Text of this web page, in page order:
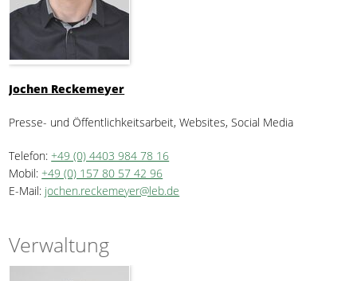
Jochen Reckemeyer
Presse- und Öffentlichkeitsarbeit, Websites, Social Media
Telefon:+49 (0) 4403 984 78 16
Mobil:+49 (0) 157 80 57 42 96
E-Mail: jochen.reckemeyer@leb.de
Verwaltung